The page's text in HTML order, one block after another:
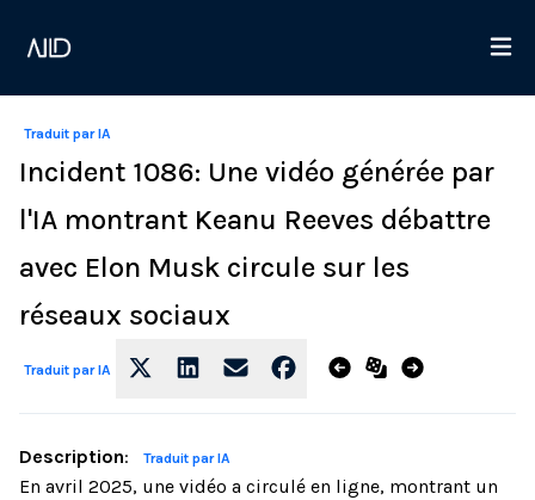
Traduit par IA
Incident 1086: Une vidéo générée par
l'IA montrant Keanu Reeves débattre
avec Elon Musk circule sur les
réseaux sociaux
Traduit par IA
Description: Traduit par IA
En avril 2025, une vidéo a circulé en ligne, montrant un